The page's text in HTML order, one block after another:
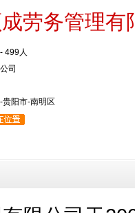
劳务管理有
499人
司
贵阳市-南明区